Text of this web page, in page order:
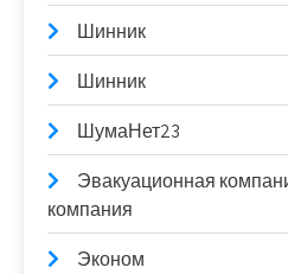
Шинник
Шинник
ШумаНет23
Эвакуационная
компания
Эконом